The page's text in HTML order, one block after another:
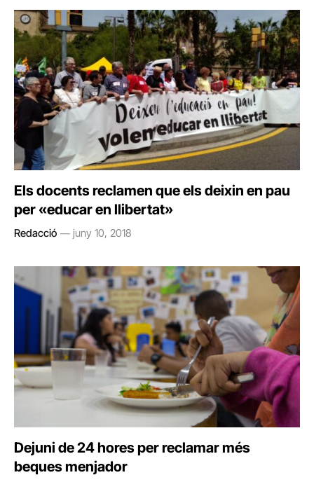
Els docents reclamen que els deixin en pau
per «educar en llibertat»
Redacció juny 10, 2018
Dejuni de 24 hores per reclamar més
beques menjador